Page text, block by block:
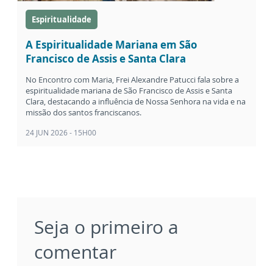
Espiritualidade
A Espiritualidade Mariana em São
Francisco de Assis e Santa Clara
No Encontro com Maria, Frei Alexandre Patucci fala sobre a
espiritualidade mariana de São Francisco de Assis e Santa
Clara, destacando a influência de Nossa Senhora na vida e na
missão dos santos franciscanos.
24 JUN 2026 - 15H00
Seja o primeiro a
comentar